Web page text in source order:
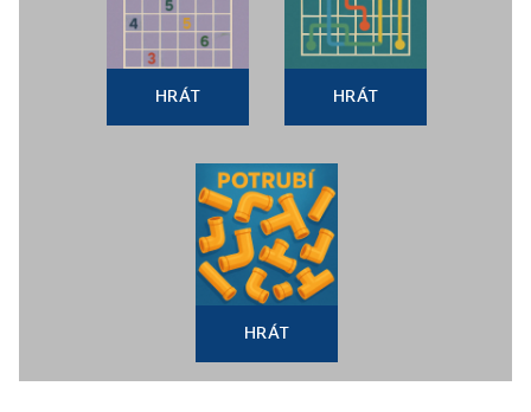
HRÁT HRÁT
HRÁT